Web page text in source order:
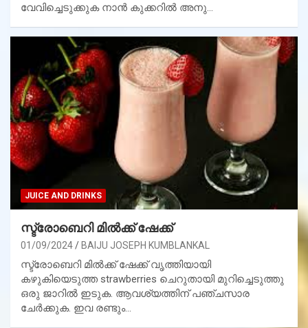
വേവിച്ചെടുക്കുക നാൻ കുക്കറിൽ അനു…
JUICE AND DRINKS
സ്ട്രോബെറി മിൽക്ക് ഷേക്ക്
01/09/2024 BAIJU JOSEPH KUMBLANKAL
സ്ട്രോബെറി മിൽക്ക് ഷേക്ക് വൃത്തിയായി
കഴുകിയെടുത്ത strawberries ചെറുതായി മുറിച്ചെടുത്തു
ഒരു ജാറിൽ ഇടുക. ആവശ്യത്തിന് പഞ്ചസാര
ചേർക്കുക. ഇവ രണ്ടും…